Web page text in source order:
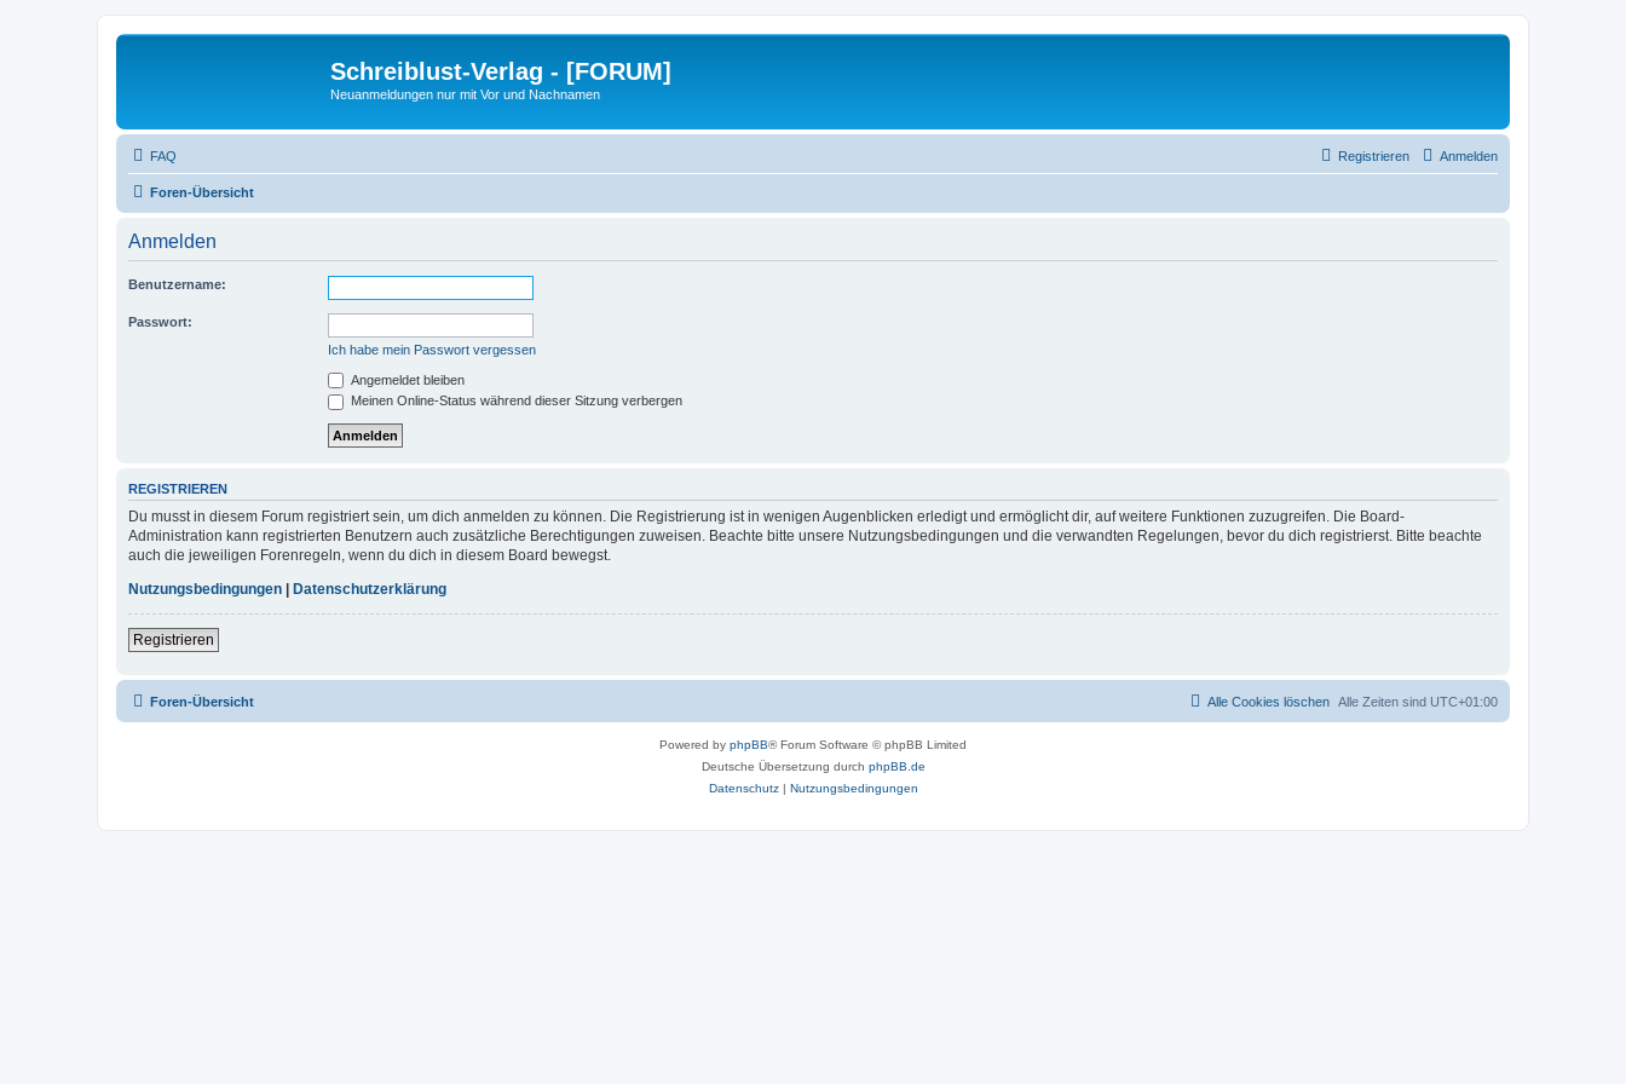
Schreiblust-Verlag - [FORUM]
Neuanmeldungen nur mit Vor und Nachnamen
FAQ Anmelden
Registrieren
Foren-Übersicht
Anmelden
Benutzername:
Passwort:
Ich habe mein Passwort vergessen
Angemeldet bleiben
Meinen Online-Status während dieser Sitzung verbergen
REGISTRIEREN
Du musst in diesem Forum registriert sein, um dich anmelden zu können. Die Registrierung ist in wenigen Augenblicken erledigt und ermöglicht dir, auf weitere Funktionen zuzugreifen. Die Board-
Administration kann registrierten Benutzern auch zusätzliche Berechtigungen zuweisen. Beachte bitte unsere Nutzungsbedingungen und die verwandten Regelungen, bevor du dich registrierst. Bitte beachte
auch die jeweiligen Forenregeln, wenn du dich in diesem Board bewegst.
Nutzungsbedingungen
Datenschutzerklärung
Registrieren
Foren-Übersicht Alle Zeiten sind UTC+01:00
Alle Cookies löschen
Powered by phpBB® Forum Software © phpBB Limited
Deutsche Übersetzung durch phpBB.de
Datenschutz| Nutzungsbedingungen